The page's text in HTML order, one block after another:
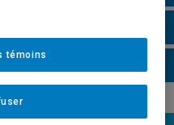
témoins